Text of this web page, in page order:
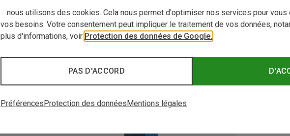
... nous utilisons des cookies. Cela nous permet d'optimiser nos services pour vous
vos besoins. Votre consentement peut impliquer le traitement de vos données,
plus d'informations, voir Protection des données de Google.
PAS D'ACCORD
PréférencesProtection des donnéesMentions légales